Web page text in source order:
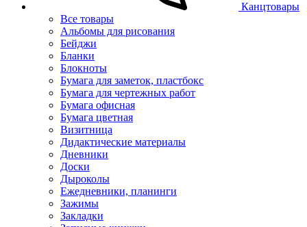
Канцтовары
Все товары
Альбомы для рисования
Бейджи
Бланки
Блокноты
Бумага для заметок, пластбокс
Бумага для чертежных работ
Бумага офисная
Бумага цветная
Визитница
Дидактические материалы
Дневники
Доски
Дыроколы
Ежедневники, планинги
Зажимы
Закладки